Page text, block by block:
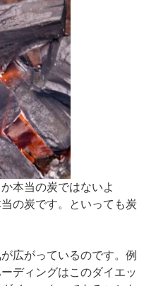
本当の炭ではないよ
の炭です。といっても炭
広がっているのです。例
ディングはこのダイエッ